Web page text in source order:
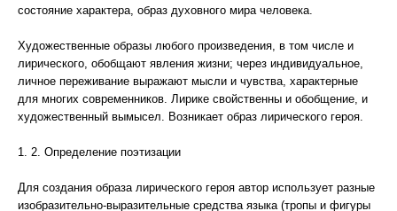
состояние характера, образ духовного мира человека.
Художественные образы любого произведения, в том числе и
лирического, обобщают явления жизни; через индивидуальное,
личное переживание выражают мысли и чувства, характерные
для многих современников. Лирике свойственны и обобщение, и
художественный вымысел. Возникает образ лирического героя.
1. 2. Определение поэтизации
Для создания образа лирического героя автор использует разные
изобразительно-выразительные средства языка (тропы и фигуры